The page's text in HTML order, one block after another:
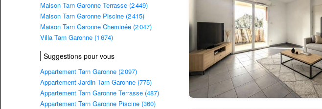
Maison Tarn Garonne Terrasse (2 449)
Maison Tarn Garonne Piscine (2 415)
Maison Tarn Garonne Cheminée (2 047)
Villa Tarn Garonne (1 674)
Suggestions pour vous
Appartement Tarn Garonne (2 097)
Appartement Jardin Tarn Garonne (775)
Appartement Tarn Garonne Terrasse (487)
Appartement Tarn Garonne Piscine (360)